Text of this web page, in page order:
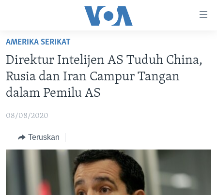
Akses
Lanjut
ke
Konten
Utama
ke
Utama
Lanjut
BERANDA
VIDEO
DAFTAR PROGRAM
AMERIKA SERIKAT
Direktur Intelijen AS Tuduh China,
Rusia dan Iran Campur Tangan
dalam Pemilu AS
08/08/2020
Teruskan